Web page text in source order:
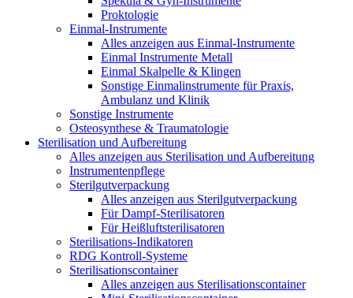
Proktologie
Einmal-Instrumente
Alles anzeigen aus Einmal-Instrumente
Einmal Instrumente Metall
Einmal Skalpelle & Klingen
Sonstige Einmalinstrumente für Praxis,
Ambulanz und Klinik
Sonstige Instrumente
Osteosynthese & Traumatologie
Sterilisation und Aufbereitung
Alles anzeigen aus Sterilisation und Aufbereitung
Instrumentenpflege
Sterilgutverpackung
Alles anzeigen aus Sterilgutverpackung
Für Dampf-Sterilisatoren
Für Heißluftsterilisatoren
Sterilisations-Indikatoren
RDG Kontroll-Systeme
Sterilisationscontainer
Alles anzeigen aus Sterilisationscontainer